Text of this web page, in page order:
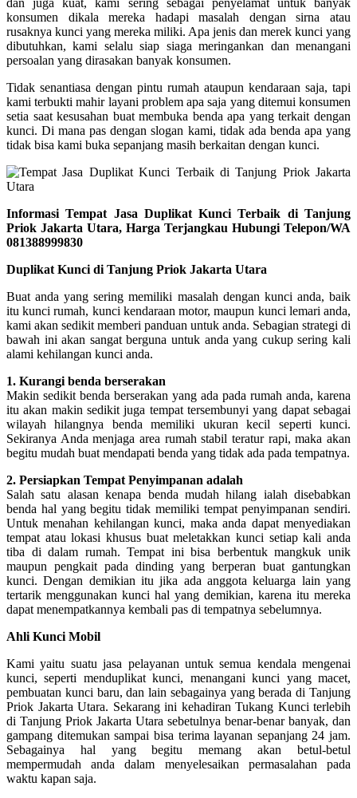
dan juga kuat, kami sering sebagai penyelamat untuk banyak
konsumen dikala mereka hadapi masalah dengan sirna atau
rusaknya kunci yang mereka miliki. Apa jenis dan merek kunci yang
dibutuhkan, kami selalu siap siaga meringankan dan menangani
persoalan yang dirasakan banyak konsumen.
Tidak senantiasa dengan pintu rumah ataupun kendaraan saja, tapi
kami terbukti mahir layani problem apa saja yang ditemui konsumen
setia saat kesusahan buat membuka benda apa yang terkait dengan
kunci. Di mana pas dengan slogan kami, tidak ada benda apa yang
tidak bisa kami buka sepanjang masih berkaitan dengan kunci.
Informasi Tempat Jasa Duplikat Kunci Terbaik di Tanjung
Priok Jakarta Utara, Harga Terjangkau Hubungi Telepon/WA
081388999830
Duplikat Kunci di Tanjung Priok Jakarta Utara
Buat anda yang sering memiliki masalah dengan kunci anda, baik
itu kunci rumah, kunci kendaraan motor, maupun kunci lemari anda,
kami akan sedikit memberi panduan untuk anda. Sebagian strategi di
bawah ini akan sangat berguna untuk anda yang cukup sering kali
alami kehilangan kunci anda.
1. Kurangi benda berserakan
Makin sedikit benda berserakan yang ada pada rumah anda, karena
itu akan makin sedikit juga tempat tersembunyi yang dapat sebagai
wilayah hilangnya benda memiliki ukuran kecil seperti kunci.
Sekiranya Anda menjaga area rumah stabil teratur rapi, maka akan
begitu mudah buat mendapati benda yang tidak ada pada tempatnya.
2. Persiapkan Tempat Penyimpanan adalah
Salah satu alasan kenapa benda mudah hilang ialah disebabkan
benda hal yang begitu tidak memiliki tempat penyimpanan sendiri.
Untuk menahan kehilangan kunci, maka anda dapat menyediakan
tempat atau lokasi khusus buat meletakkan kunci setiap kali anda
tiba di dalam rumah. Tempat ini bisa berbentuk mangkuk unik
maupun pengkait pada dinding yang berperan buat gantungkan
kunci. Dengan demikian itu jika ada anggota keluarga lain yang
tertarik menggunakan kunci hal yang demikian, karena itu mereka
dapat menempatkannya kembali pas di tempatnya sebelumnya.
Ahli Kunci Mobil
Kami yaitu suatu jasa pelayanan untuk semua kendala mengenai
kunci, seperti menduplikat kunci, menangani kunci yang macet,
pembuatan kunci baru, dan lain sebagainya yang berada di Tanjung
Priok Jakarta Utara. Sekarang ini kehadiran Tukang Kunci terlebih
di Tanjung Priok Jakarta Utara sebetulnya benar-benar banyak, dan
gampang ditemukan sampai bisa terima layanan sepanjang 24 jam.
Sebagainya hal yang begitu memang akan betul-betul
mempermudah anda dalam menyelesaikan permasalahan pada
waktu kapan saja.